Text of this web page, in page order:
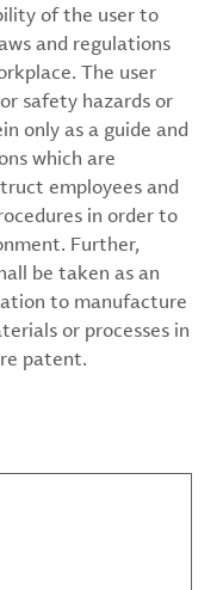
of the user to
and regulations
The user
safety hazards or
only as a guide and
which are
employees and
in order to
Further,
be taken as an
to manufacture
or processes in
patent.